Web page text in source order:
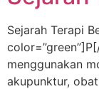
Sejarah Terapi
menggunakan
akupunktur,